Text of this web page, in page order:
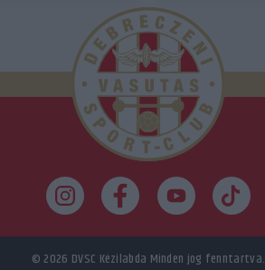
© 2026 DVSC Kézilabda Minden jog fenntartva.